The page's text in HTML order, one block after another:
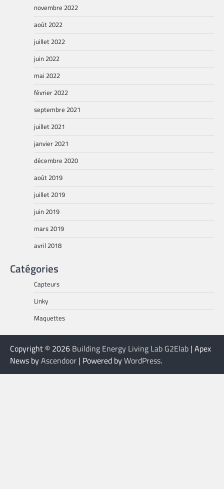
novembre 2022
août 2022
juillet 2022
juin 2022
mai 2022
février 2022
septembre 2021
juillet 2021
janvier 2021
décembre 2020
août 2019
juillet 2019
juin 2019
mars 2019
avril 2018
Catégories
Capteurs
Linky
Maquettes
Copyright © 2026 Building Energy Living Lab G2Elab | Apex
News byAscendoor | Powered byWordPress.